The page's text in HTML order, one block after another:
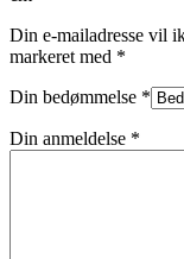
Din e-mailadresse vil
markeret med *
Din bedømmelse *
Din anmeldelse *